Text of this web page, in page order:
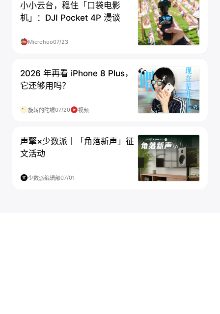
小小云台，稳住「口袋电影
机」：DJI Pocket 4P 漫谈
Microhoo07/23
2026 年再看 iPhone 8 Plus，
它还够用吗？
旋转的陀螺07/20 视频
声擎×少数派｜「角落新声」征
文活动
少数派编辑部07/01